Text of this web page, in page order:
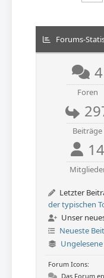
Forums-
4
Foren
Beiträge
14
Letzter
der typischen
Unser
Neueste
Forum Icons:
Das Forum